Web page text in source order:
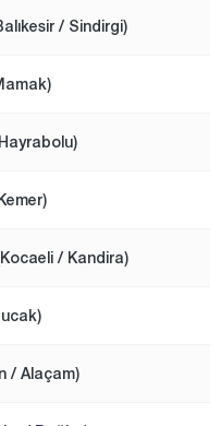
/ Sindirgi)
/ Kandira)
/ Alaçam)